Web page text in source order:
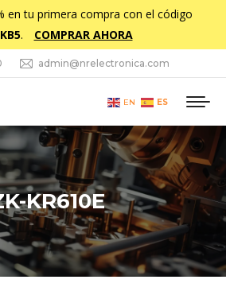
en tu primera compra con el código
. COMPRAR AHORA
admin@nrelectronica.com
EN ES
KR610E
Estás aquí: